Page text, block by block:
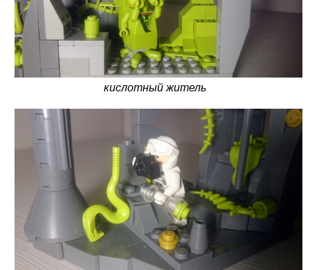
кислотный житель